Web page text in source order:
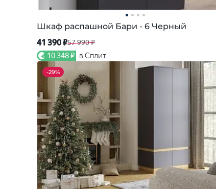
Шкаф распашной Бари - 6 Черный
41 390 ₽57 990 ₽
10 348 ₽ в Сплит
-29%